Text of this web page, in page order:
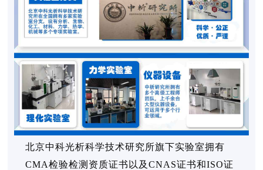
北京中科光析科学技术研究所旗下实验室拥有
CMA检验检测资质证书以及CNAS证书和ISO证